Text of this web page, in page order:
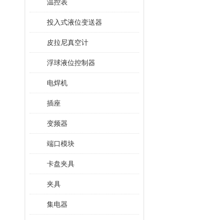
温控表
投入式液位变送器
皮拉尼真空计
浮球液位控制器
电焊机
插座
变频器
端口模块
卡盘夹具
夹具
集电器